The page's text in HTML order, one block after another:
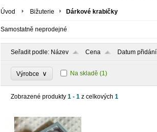
Úvod Bižuterie Dárkové krabičky
Samostatně neprodejné
Seřadit podle: Název Cena Datum přidání
Výrobce ∨ Na skladě (1)
Zobrazené produkty 1 - 1 z celkových 1